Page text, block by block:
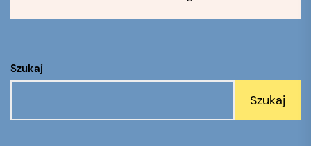
Szukaj
Szukaj